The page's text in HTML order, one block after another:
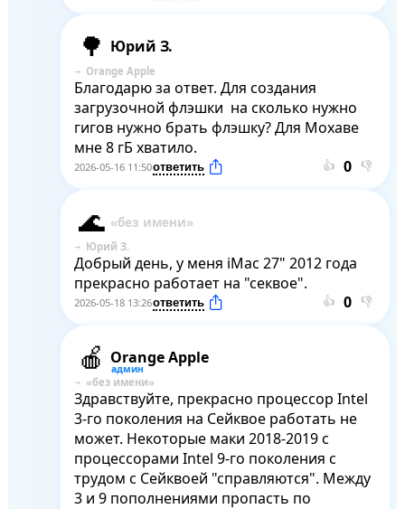
Юрий З.
Orange Apple
Благодарю за ответ. Для создания
загрузочной флэшки  на сколько нужно
гигов нужно брать флэшку? Для Мохаве
мне 8 гБ хватило.
2026-05-16 11:50 👍 👎
Юрий З.
Добрый день, у меня iMac 27" 2012 года
прекрасно работает на "секвое".
2026-05-18 13:26 👍 👎
Orange Apple
Здравствуйте, прекрасно процессор Intel
3-го поколения на Сейквое работать не
может. Некоторые маки 2018-2019 с
процессорами Intel 9-го поколения с
трудом с Сейквоей "справляются". Между
3 и 9 пополнениями пропасть по